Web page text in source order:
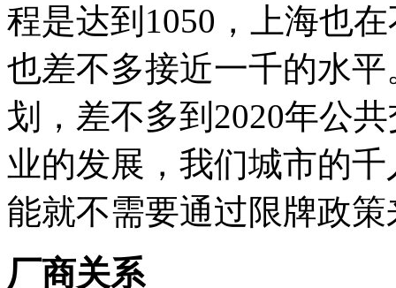
程是达到1050，上海也
也差不多接近一千的水
划，差不多到2020年公
业的发展，我们城市的
能就不需要通过限牌政
厂商关系